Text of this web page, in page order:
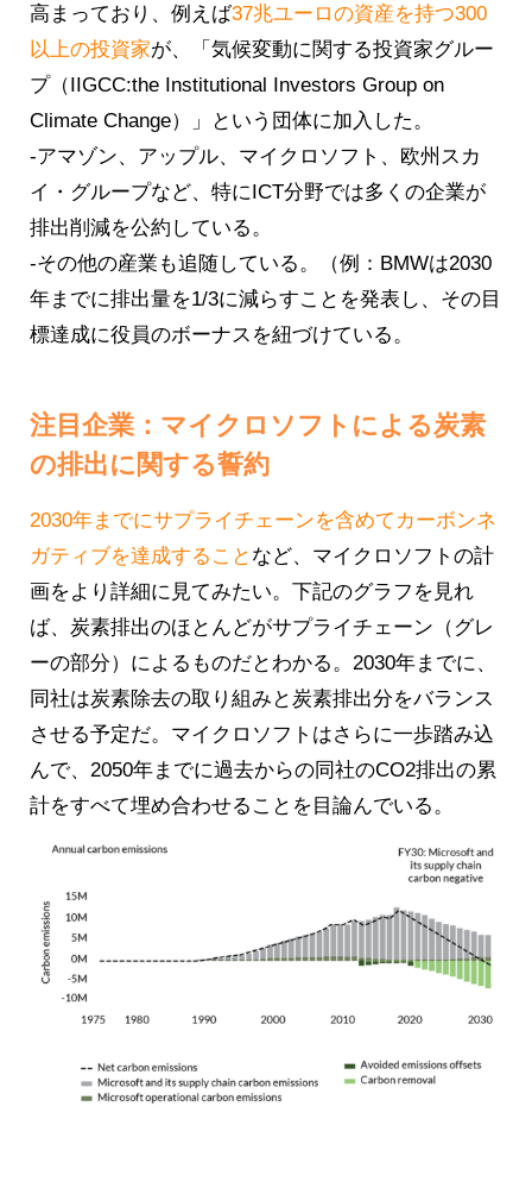
高まっており、例えば37兆ユーロの資産を持つ300
以上の投資家が、「気候変動に関する投資家グルー
プ（IIGCC:the Institutional Investors Group on
Climate Change）」という団体に加入した。
-アマゾン、アップル、マイクロソフト、欧州スカ
イ・グループなど、特にICT分野では多くの企業が
排出削減を公約している。
-その他の産業も追随している。（例：BMWは2030
年までに排出量を1/3に減らすことを発表し、その目
標達成に役員のボーナスを紐づけている。
注目企業：マイクロソフトによる炭素
の排出に関する誓約
2030年までにサプライチェーンを含めてカーボンネ
ガティブを達成すること など、マイクロソフトの計
画をより詳細に見てみたい。下記のグラフを見れ
ば、炭素排出のほとんどがサプライチェーン（グレ
ーの部分）によるものだとわかる。2030年までに、
同社は炭素除去の取り組みと炭素排出分をバランス
させる予定だ。マイクロソフトはさらに一歩踏み込
んで、2050年までに過去からの同社のCO2排出の累
計をすべて埋め合わせることを目論んでいる。